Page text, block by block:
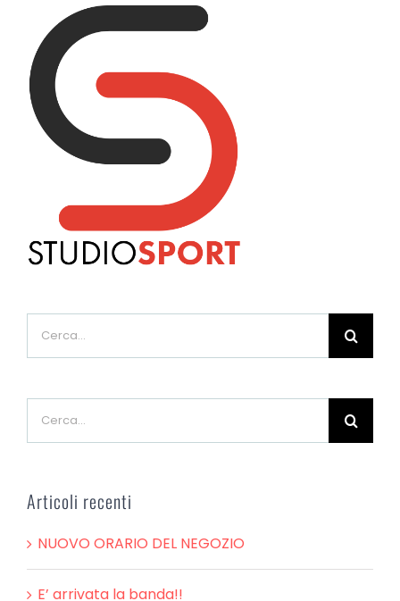
Cerca
per:
Cerca
per:
Articoli recenti
NUOVO ORARIO DEL NEGOZIO
E’ arrivata la banda!!